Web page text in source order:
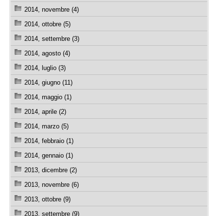
2014, novembre (4)
2014, ottobre (5)
2014, settembre (3)
2014, agosto (4)
2014, luglio (3)
2014, giugno (11)
2014, maggio (1)
2014, aprile (2)
2014, marzo (5)
2014, febbraio (1)
2014, gennaio (1)
2013, dicembre (2)
2013, novembre (6)
2013, ottobre (9)
2013, settembre (9)